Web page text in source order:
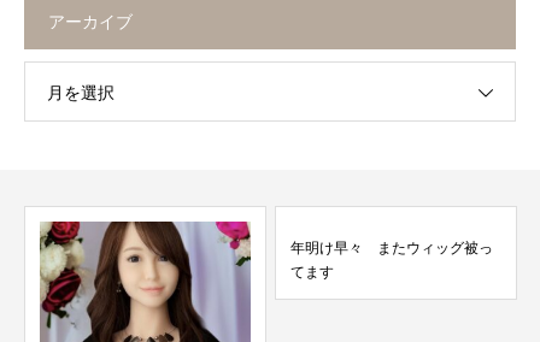
アーカイブ
月を選択
年明け早々 またウィッグ被っ
てます